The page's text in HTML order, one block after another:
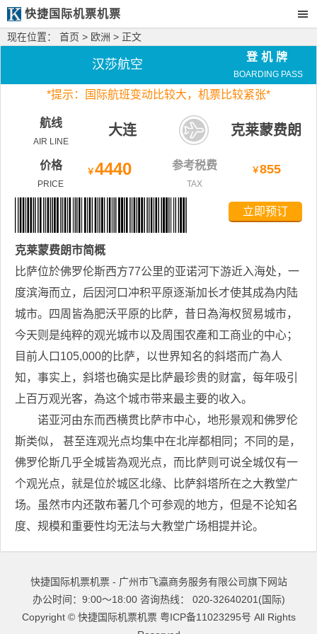
快捷国际机票机票
现在位置： 首页 > 欧洲 > 正文
汉莎航空
登机牌
BOARDING PASS
*提示：国际航班变动比较大， 机票比较紧张*
航线
AIR LINE
大连 克莱蒙费朗
市
价格
PRICE
￥4440 参考税费
TAX
￥855
立即预订
克莱蒙费朗市简概
比萨位於佛罗伦斯西方77公里的亚诺河下游近入海处，一
度滨海而立，后因河口冲积平原逐渐加长才使其成為内陆
城市。四周皆為肥沃平原的比萨，昔日為海权贸易城市，
今天则是纯粹的观光城巿以及周围农產和工商业的中心；
目前人口105,000的比萨，以世界知名的斜塔而广為人
知，事实上，斜塔也确实是比萨最珍贵的财富，每年吸引
上百万观光客，為这个城市带来最主要的收入。
诺亚河由东而西横贯比萨巿中心，地形景观和佛罗伦
斯类似， 甚至连观光点均集中在北岸都相同；不同的是，
佛罗伦斯几乎全城皆為观光点，而比萨则可说全城仅有一
个观光点，就是位於城区北缘、比萨斜塔所在之大教堂广
场。虽然巿内还散布著几个可参观的地方，但是不论知名
度、规模和重要性均无法与大教堂广场相提并论。
快捷国际机票机票 - 广州市飞瀛商务服务有限公司旗下网站
办公时间：9:00～18:00 咨询热线： 020-32640201(国际)
Copyright © 快捷国际机票机票 粤ICP备11023295号 All Rights